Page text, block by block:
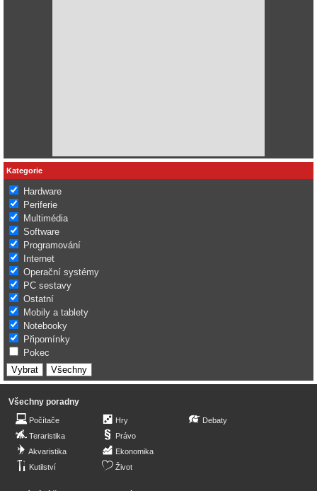
Kategorie
Hardware
Periferie
Multimédia
Software
Programování
Internet
Operační systémy
PC sestavy
Ostatní
Mobily a tablety
Notebooky
Připomínky
Pokec
Všechny poradny
Počítače
Teraristika
Akvaristika
Kutilství
Hry
Právo
Ekonomika
Život
Debaty